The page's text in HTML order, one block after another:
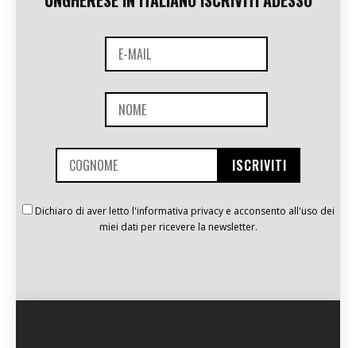
Dichiaro di aver letto l'informativa privacy e acconsento all'uso dei
miei dati per ricevere la newsletter.